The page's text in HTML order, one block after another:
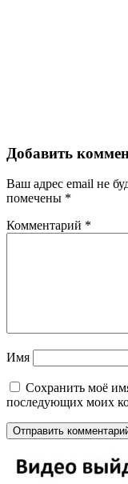
Добавить
Ваш адрес email не
помечены *
Комментарий *
Имя
Сохранить моё
последующих моих